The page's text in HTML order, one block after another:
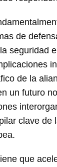
de
seguridad
de la
un futuro
clave de
que